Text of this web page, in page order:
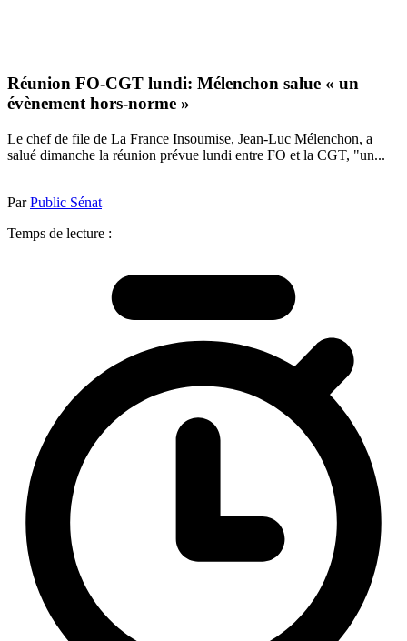
Réunion FO-CGT lundi: Mélenchon salue « un
évènement hors-norme »
Le chef de file de La France Insoumise, Jean-Luc Mélenchon, a
salué dimanche la réunion prévue lundi entre FO et la CGT, "un...
ParPublic Sénat
Temps de lecture :